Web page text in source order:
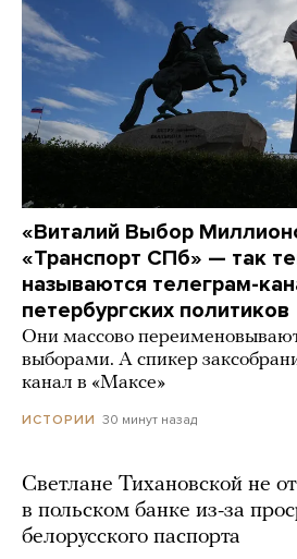
«Виталий Выбор
«Транспорт СПб» — так
называются телеграм-
петербургских политиков
Они массово
выборами. А спикер
канал в «Максе»
ИСТОРИИ 30 минут назад
Светлане Тихановской не
в польском банке из-за
белорусского паспорта